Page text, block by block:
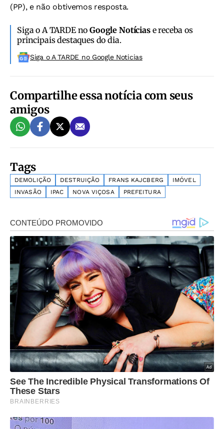
(PP), e não obtivemos resposta.
Siga o A TARDE noGoogle Notíciase receba os
principais destaques do dia.
Siga o A TARDE no Google Noticias
Compartilhe essa notícia com seus
amigos
Tags
DEMOLIÇÃO DESTRUIÇÃO FRANS KAJCBERG
IMÓVEL
INVASÃO
IPAC NOVA VIÇOSA PREFEITURA